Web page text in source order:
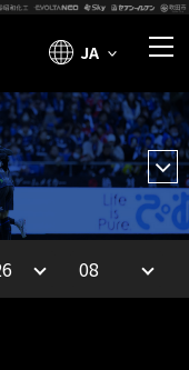
JA